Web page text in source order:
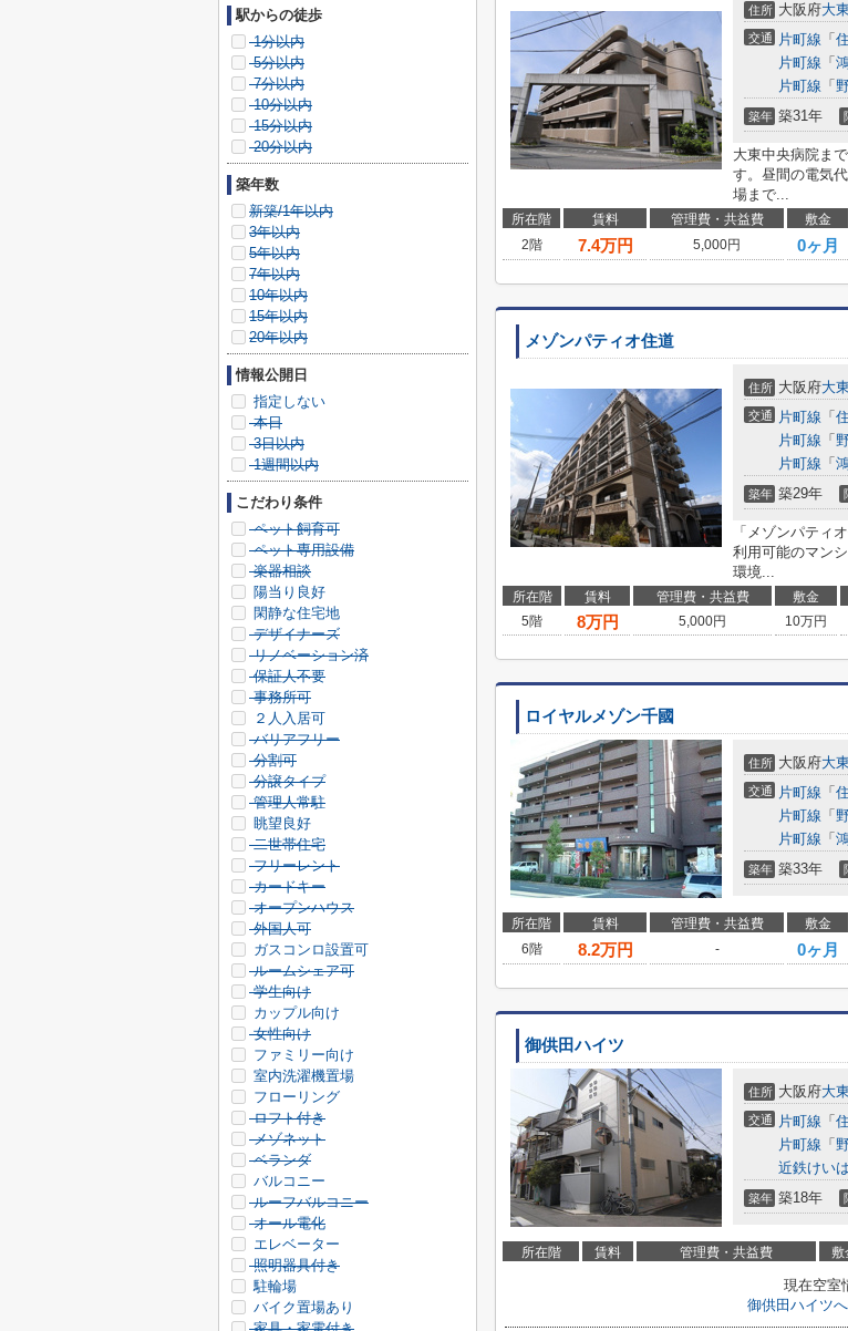
住所 大阪府大
交通 片町線 「
片町線 「
片町線 「
築年 築31年
大東中央病院ま
す。昼間の電気
場まで...
所在階 賃料 管理費・共益費 敷金
2階
7.4万円 5,000円 0ヶ月
メゾンパティオ住道
住所 大阪府大
交通 片町線 「
片町線 「
片町線 「
築年 築29年
「メゾンパティ
利用可能のマン
環境...
所在階 賃料 管理費・共益費 敷金
5階
8万円 5,000円 10万円
ロイヤルメゾン千國
住所 大阪府大
交通 片町線 「
片町線 「
片町線 「
築年 築33年
所在階 賃料 管理費・共益費 敷金
6階
8.2万円 - 0ヶ月
御供田ハイツ
住所 大阪府大
交通 片町線 「
片町線 「
近鉄けい
築年 築18年
所在階 賃料 管理費・共益費 敷
現在空室
御供田ハイツ
駅からの徒歩
1分以内
5分以内
7分以内
10分以内
15分以内
20分以内
築年数
新築/1年以内
3年以内
5年以内
7年以内
10年以内
15年以内
20年以内
情報公開日
指定しない
本日
3日以内
1週間以内
こだわり条件
ペット飼育可
ペット専用設備
楽器相談
陽当り良好
閑静な住宅地
デザイナーズ
リノベーション済
保証人不要
事務所可
２人入居可
バリアフリー
分割可
分譲タイプ
管理人常駐
眺望良好
二世帯住宅
フリーレント
カードキー
オープンハウス
外国人可
ガスコンロ設置可
ルームシェア可
学生向け
カップル向け
女性向け
ファミリー向け
室内洗濯機置場
フローリング
ロフト付き
メゾネット
ベランダ
バルコニー
ルーフバルコニー
オール電化
エレベーター
照明器具付き
駐輪場
バイク置場あり